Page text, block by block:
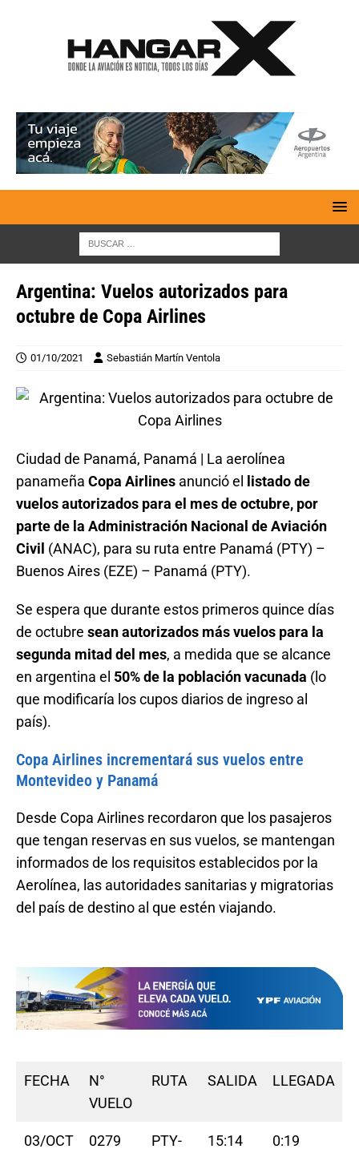
Argentina: Vuelos autorizados para
octubre de Copa Airlines
01/10/2021 Sebastián Martín Ventola
Ciudad de Panamá, Panamá | La aerolínea
panameña Copa Airlines anunció el
listado de
vuelos autorizados para el mes de octubre, por
parte de la Administración Nacional de Aviación
Civil (ANAC), para su ruta entre Panamá (PTY) –
Buenos Aires (EZE) – Panamá (PTY).
Se espera que durante estos primeros quince días
de octubre sean autorizados más vuelos para la
segunda mitad del mes, a medida que se alcance
en argentina el 50% de la población vacunada (lo
que modificaría los cupos diarios de ingreso al
país).
Copa Airlines incrementará sus vuelos entre
Montevideo y Panamá
Desde Copa Airlines recordaron que los pasajeros
que tengan reservas en sus vuelos, se mantengan
informados de los requisitos establecidos por la
Aerolínea, las autoridades sanitarias y migratorias
del país de destino al que estén viajando.
FECHA
N°
VUELO
RUTA SALIDA LLEGADA
03/OCT 0279
PTY-
15:14 0:19